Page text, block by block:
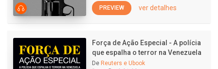
PREVIEW ver detalhes
Força de Ação Especial - A polícia
que espalha o terror na Venezuela
De Reuters e Ubook